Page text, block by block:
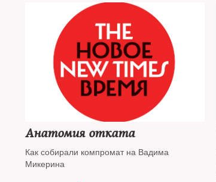
Анатомия отката
Как собирали компромат на Вадима
Микерина